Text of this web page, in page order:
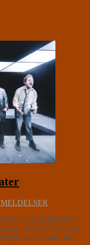
– og alt til fælles”
100 SANGE, og
kompliceret, må